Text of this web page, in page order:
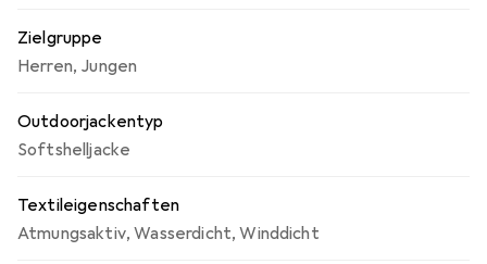
Zielgruppe
Herren, Jungen
Outdoorjackentyp
Softshelljacke
Textileigenschaften
Atmungsaktiv,Wasserdicht,Winddicht